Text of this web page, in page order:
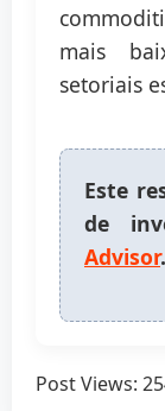
mais
setoriais
Este
de
Advisor.
Post Views: